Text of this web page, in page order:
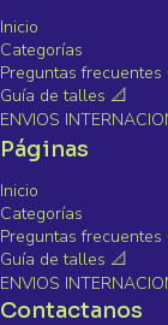
Inicio
Categorías
Preguntas frecuentes
Guía de talles 📐
ENVIOS
Páginas
Inicio
Categorías
Preguntas frecuentes
Guía de talles 📐
ENVIOS
Contactanos